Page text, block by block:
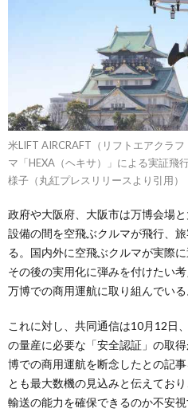
米LIFT AIRCRAFT（リフトエアクラ
マ「HEXA（ヘキサ）」による実証飛
様子（丸紅プレスリリースより引用）
政府や大阪府、大阪市は万博会場
設備の間を空飛ぶクルマが飛行、
る。国内外に空飛ぶクルマが実際
その後の実用化に弾みを付けたい
万博での商用運航に取り組んでいる
これに対し、共同通信は10月12日
の量産に必要な「安全認証」の取
博での商用運航を断念したとの記
とも最大数機の見込みと伝えてお
輸送の能力を確保できるのか不安